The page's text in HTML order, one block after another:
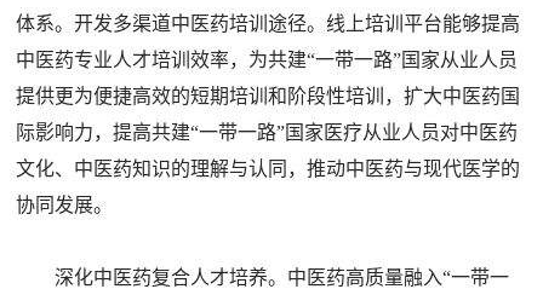
体系。开发多渠道中医药培训途径。线上培训平台能够提高
中医药专业人才培训效率，为共建“一带一路”国家从业人员
提供更为便捷高效的短期培训和阶段性培训，扩大中医药国
际影响力，提高共建“一带一路”国家医疗从业人员对中医药
文化、中医药知识的理解与认同，推动中医药与现代医学的
协同发展。
深化中医药复合人才培养。中医药高质量融入“一带一